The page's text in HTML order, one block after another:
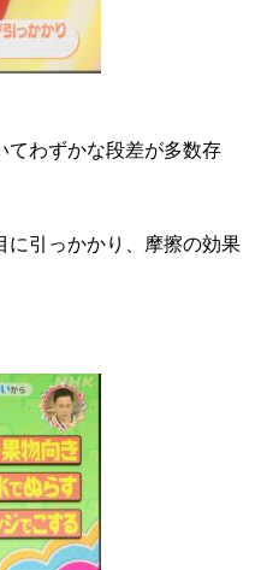
てわずかな段差が多数存
に引っかかり、摩擦の効果